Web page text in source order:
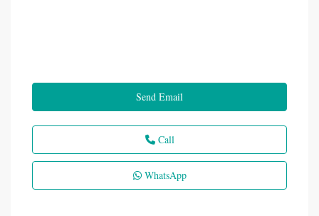
Send Email
Call
WhatsApp